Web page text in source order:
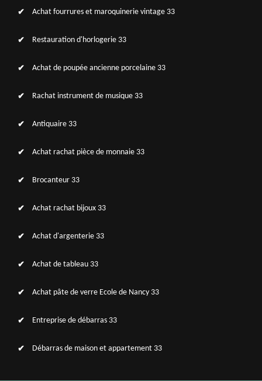
Achat fourrures et maroquinerie vintage 33
Restauration d'horlogerie 33
Achat de poupée ancienne porcelaine 33
Rachat instrument de musique 33
Antiquaire 33
Achat rachat pièce de monnaie 33
Brocanteur 33
Achat rachat bijoux 33
Achat d'argenterie 33
Achat de tableau 33
Achat pâte de verre Ecole de Nancy 33
Entreprise de débarras 33
Débarras de maison et appartement 33